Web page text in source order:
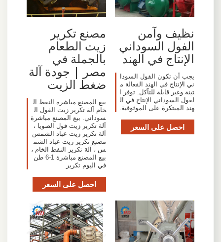
نظيف وآمن
الفول السوداني
الإنتاج في الهند
يجب أن تكون الفول السودا
ني الإنتاج في الهند الفعالة م
تينة وغير قابلة للتآكل. توفر ا
لفول السوداني الإنتاج في ال
هند المبتكرة على الموثوقية.
احصل على السعر
مصنع تكرير
زيت الطعام
بالجملة في
مصر | جودة آلة
ضغط الزيت
بيع المصنع مباشرة النفط ال
خام آلة تكرير زيت الفول ال
سوداني. بيع المصنع مباشرة
آلة تكرير زيت فول الصويا ،
آلة تكرير زيت عباد الشمس
مصنع تكرير زيت عباد الشم
س ، آلة تكرير النفط الخام ،
بيع المصنع مباشرة 1-6 طن
في اليوم تكرير
احصل على السعر